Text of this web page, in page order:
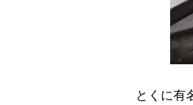
とくに有